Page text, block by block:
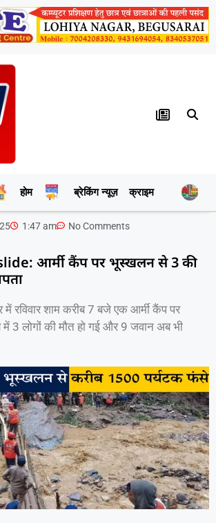
होम ब्रेकिंग न्यूज़ क्राइम
1:47 am No Comments
आर्मी कैंप पर भूस्खलन से 3 की
में रविवार शाम करीब 7 बजे एक आर्मी कैंप पर
लोगों की मौत हो गई और 9 जवान अब भी